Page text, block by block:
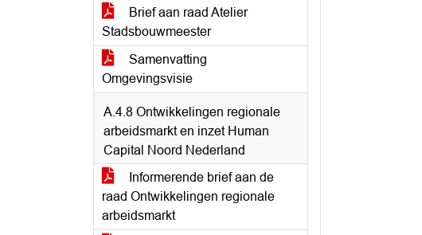
Brief aan raad Atelier
Stadsbouwmeester
Samenvatting
Omgevingsvisie
A.4.8 Ontwikkelingen regionale
arbeidsmarkt en inzet Human
Capital Noord Nederland
Informerende brief aan de
raad Ontwikkelingen regionale
arbeidsmarkt